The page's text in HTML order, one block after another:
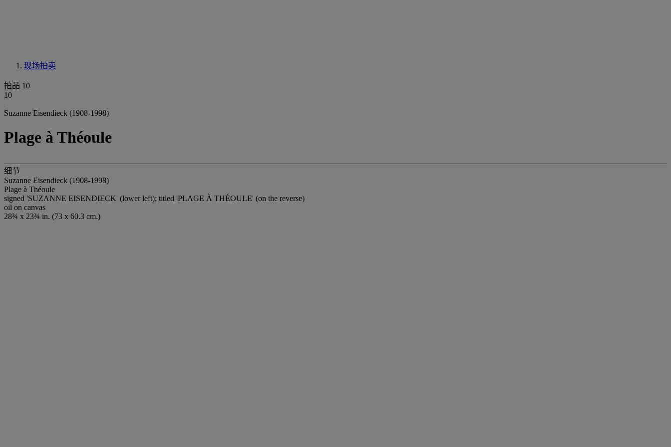
现场拍卖
拍品 10
10
Suzanne Eisendieck (1908-1998)
Plage à Théoule
细节
Suzanne Eisendieck (1908-1998)
Plage à Théoule
signed 'SUZANNE EISENDIECK' (lower left); titled 'PLAGE À THÉOULE' (on the reverse)
oil on canvas
28¾ x 23¾ in. (73 x 60.3 cm.)